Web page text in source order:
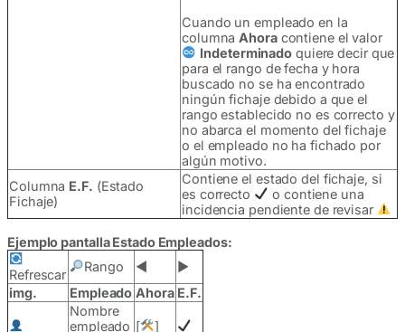
Cuando un empleado en la
columnaAhoracontiene el valor
Indeterminado quiere decir que
para el rango de fecha y hora
buscado no se ha encontrado
ningún fichaje debido a que el
rango establecido no es correcto y
no abarca el momento del fichaje
o el empleado no ha fichado por
algún motivo.
Columna E.F. (Estado
Fichaje)
Contiene el estado del fichaje, si
es correcto
o contiene una
incidencia pendiente de revisar
Ejemplo pantalla Estado Empleados:
Refrescar
Rango ◀
▶
img.
Empleado Ahora E.F.
Nombre
empleado [ ]